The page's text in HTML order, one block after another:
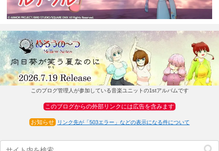
このブログ管理人が参加している音楽ユニットの1stアルバムです
このブログからの外部リンクには広告を含みます
お知らせ リンク先が「503エラー」などの表示になる件について